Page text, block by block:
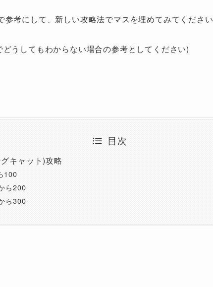
考にして、新しい攻略法でマスを埋めてみてください
うしてもわからない場合の参考としてください)
目次
キャット)攻略
100
ら200
ら300